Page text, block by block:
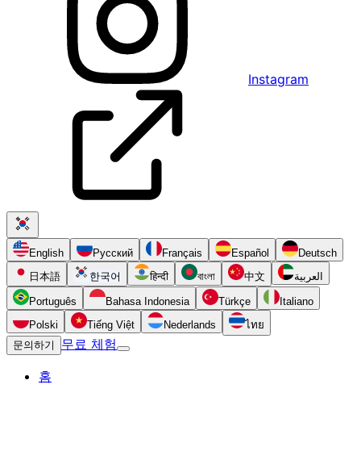
Instagram
English Русский Français Español
Deutsch
日本語
한국어 हिन्दी বাংলা 中文 العربية
Português Bahasa Indonesia Türkçe
Italiano
Polski
Tiếng Việt Nederlands
ไทย
문의하기
무료 체험
홈